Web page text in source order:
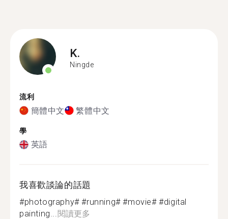
K.
Ningde
流利
簡體中文 繁體中文
學
英語
我喜歡談論的話題
#photography# #running# #movie# #digital
painting...閱讀更多